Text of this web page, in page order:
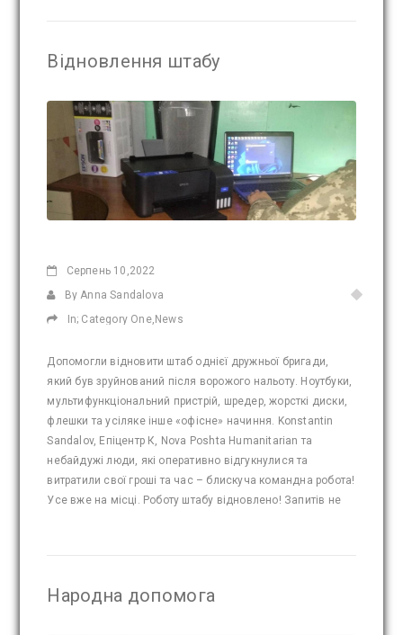
Відновлення штабу
Серпень 10,2022
By Anna Sandalova
In; Category One, News
Допомогли відновити штаб однієї дружньої бригади,
який був зруйнований після ворожого нальоту. Ноутбуки,
мультифункціональний пристрій, шредер, жорсткі диски,
флешки та усіляке інше «офісне» начиння. Konstantin
Sandalov, Епіцентр К, Nova Poshta Humanitarian та
небайдужі люди, які оперативно відгукнулися та
витратили свої гроші та час – блискуча командна робота!
Усе вже на місці. Роботу штабу відновлено! Запитів не
Народна допомога